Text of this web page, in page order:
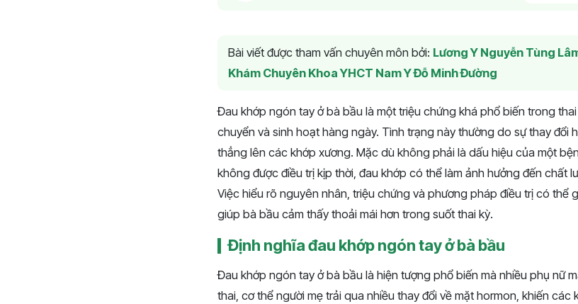
Bài viết được tham vấn chuyên môn bởi: Lương Y Nguyễn Tùng
Khám Chuyên Khoa YHCT Nam Y Đỗ Minh Đường
Đau khớp ngón tay ở bà bầu là một triệu chứng khá phổ biến trong
chuyển và sinh hoạt hàng ngày. Tình trạng này thường do sự thay đổi
thẳng lên các khớp xương. Mặc dù không phải là dấu hiệu của một
không được điều trị kịp thời, đau khớp có thể làm ảnh hưởng đến chất
Việc hiểu rõ nguyên nhân, triệu chứng và phương pháp điều trị có thể
giúp bà bầu cảm thấy thoải mái hơn trong suốt thai kỳ.
Định nghĩa đau khớp ngón tay ở bà bầu
Đau khớp ngón tay ở bà bầu là hiện tượng phổ biến mà nhiều phụ nữ
thai, cơ thể người mẹ trải qua nhiều thay đổi về mặt hormon, khiến các